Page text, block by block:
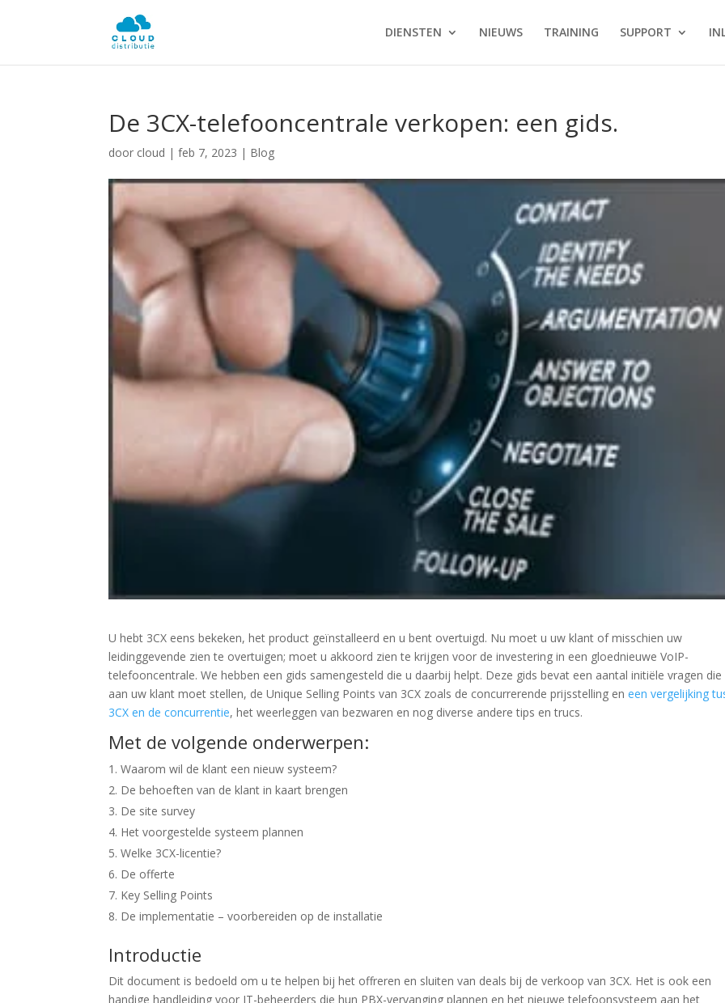
DIENSTEN NIEUWS TRAINING SUPPORT
De 3CX-telefooncentrale verkopen: een gids.
door cloud |feb 7, 2023 | Blog
U hebt 3CX eens bekeken, het product geïnstalleerd en u bent overtuigd. Nu moet u uw klant of misschien uw
leidinggevende zien te overtuigen; moet u akkoord zien te krijgen voor de investering in een gloednieuwe VoIP-
telefooncentrale. We hebben een gids samengesteld die u daarbij helpt. Deze gids bevat een aantal initiële vragen die
aan uw klant moet stellen, de Unique Selling Points van 3CX zoals de concurrerende prijsstelling eneen vergelijking
3CX en de concurrentie, het weerleggen van bezwaren en nog diverse andere tips en trucs.
Met de volgende onderwerpen:
Waarom wil de klant een nieuw systeem?
De behoeften van de klant in kaart brengen
De site survey
Het voorgestelde systeem plannen
Welke 3CX-licentie?
De offerte
Key Selling Points
De implementatie – voorbereiden op de installatie
Introductie
Dit document is bedoeld om u te helpen bij het offreren en sluiten van deals bij de verkoop van 3CX. Het is ook een
handige handleiding voor IT-beheerders die hun PBX-vervanging plannen en het nieuwe telefoonsysteem aan het